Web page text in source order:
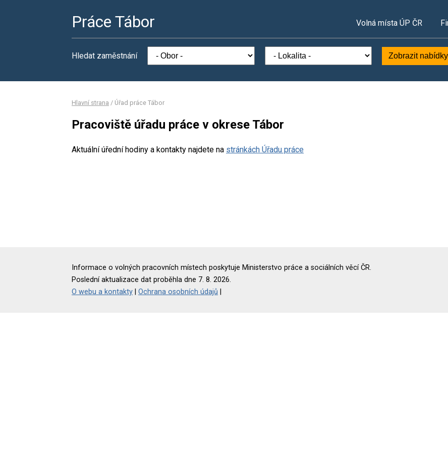
Práce Tábor Volná místa ÚP ČR
Hledat zaměstnání Zobrazit nabídky
Hlavní strana / Úřad práce Tábor
Pracoviště úřadu práce v okrese Tábor
Aktuální úřední hodiny a kontakty najdete na stránkách Úřadu práce
Informace o volných pracovních místech poskytuje Ministerstvo práce a sociálních věcí ČR.
Poslední aktualizace dat proběhla dne 7. 8. 2026.
O webu a kontakty
Ochrana osobních údajů